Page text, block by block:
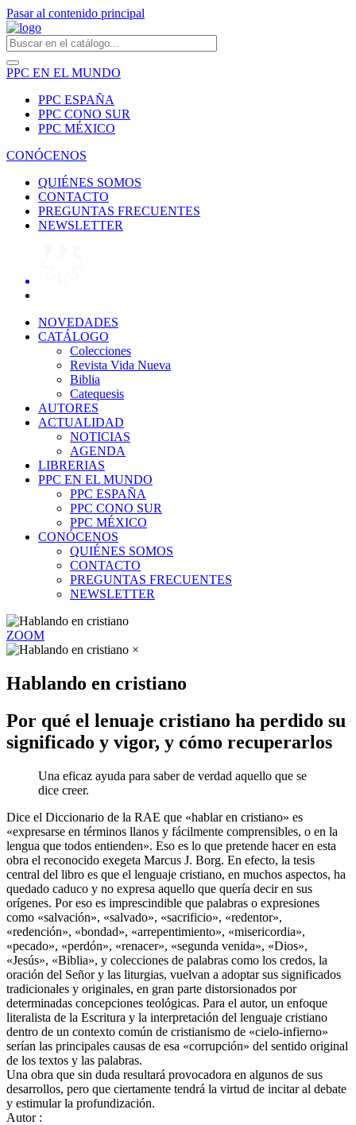
Pasar al contenido principal
PPC EN EL MUNDO
PPC ESPAÑA
PPC CONO SUR
PPC MÉXICO
CONÓCENOS
QUIÉNES SOMOS
CONTACTO
PREGUNTAS FRECUENTES
NEWSLETTER
NOVEDADES
CATÁLOGO
Colecciones
Revista Vida Nueva
Biblia
Catequesis
AUTORES
ACTUALIDAD
NOTICIAS
AGENDA
LIBRERIAS
PPC EN EL MUNDO
PPC ESPAÑA
PPC CONO SUR
PPC MÉXICO
CONÓCENOS
QUIÉNES SOMOS
CONTACTO
PREGUNTAS FRECUENTES
NEWSLETTER
ZOOM
×
Hablando en cristiano
Por qué el lenuaje cristiano ha perdido su
significado y vigor, y cómo recuperarlos
Una eficaz ayuda para saber de verdad aquello que se
dice creer.
Dice el Diccionario de la RAE que «hablar en cristiano» es
«expresarse en términos llanos y fácilmente comprensibles, o en la
lengua que todos entienden». Eso es lo que pretende hacer en esta
obra el reconocido exegeta Marcus J. Borg. En efecto, la tesis
central del libro es que el lenguaje cristiano, en muchos aspectos, ha
quedado caduco y no expresa aquello que quería decir en sus
orígenes. Por eso es imprescindible que palabras o expresiones
como «salvación», «salvado», «sacrificio», «redentor»,
«redención», «bondad», «arrepentimiento», «misericordia»,
«pecado», «perdón», «renacer», «segunda venida», «Dios»,
«Jesús», «Biblia», y colecciones de palabras como los credos, la
oración del Señor y las liturgias, vuelvan a adoptar sus significados
tradicionales y originales, en gran parte distorsionados por
determinadas concepciones teológicas. Para el autor, un enfoque
literalista de la Escritura y la interpretación del lenguaje cristiano
dentro de un contexto común de cristianismo de «cielo-infierno»
serían las principales causas de esa «corrupción» del sentido original
de los textos y las palabras.
Una obra que sin duda resultará provocadora en algunos de sus
desarrollos, pero que ciertamente tendrá la virtud de incitar al debate
y estimular la profundización.
Autor :